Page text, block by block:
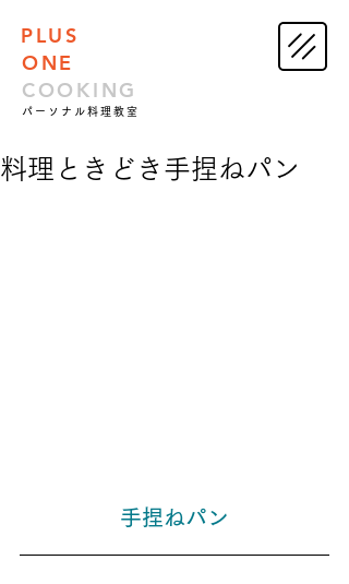
PLUS
ONE
COOKING
パーソナル料理教室
料理ときどき手捏ねパン
手捏ねパン